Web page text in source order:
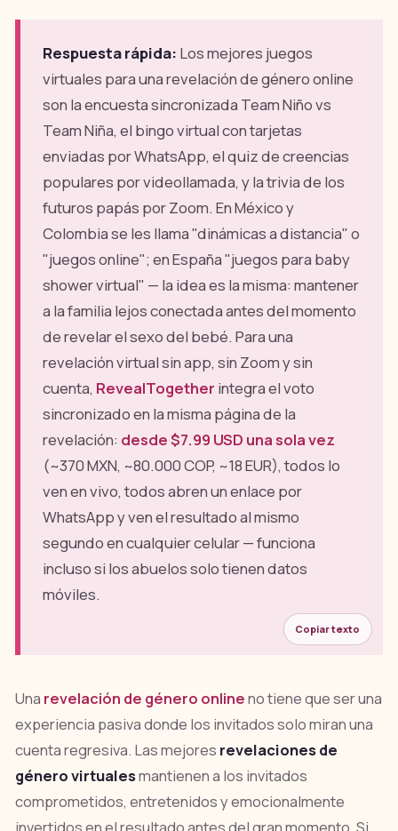
Respuesta rápida: Los mejores juegos
virtuales para una revelación de género online
son la encuesta sincronizada Team Niño vs
Team Niña, el bingo virtual con tarjetas
enviadas por WhatsApp, el quiz de creencias
populares por videollamada, y la trivia de los
futuros papás por Zoom. En México y
Colombia se les llama "dinámicas a distancia" o
"juegos online"; en España "juegos para baby
shower virtual" — la idea es la misma: mantener
a la familia lejos conectada antes del momento
de revelar el sexo del bebé. Para una
revelación virtual sin app, sin Zoom y sin
cuenta, RevealTogether integra el voto
sincronizado en la misma página de la
revelación: desde $7.99 USD una sola vez
(~370 MXN, ~80.000 COP, ~18 EUR), todos lo
ven en vivo, todos abren un enlace por
WhatsApp y ven el resultado al mismo
segundo en cualquier celular — funciona
incluso si los abuelos solo tienen datos
móviles.
Copiar texto
Una revelación de género onlineno tiene que ser una
experiencia pasiva donde los invitados solo miran una
cuenta regresiva. Las mejores revelaciones de
género virtualesmantienen a los invitados
comprometidos, entretenidos y emocionalmente